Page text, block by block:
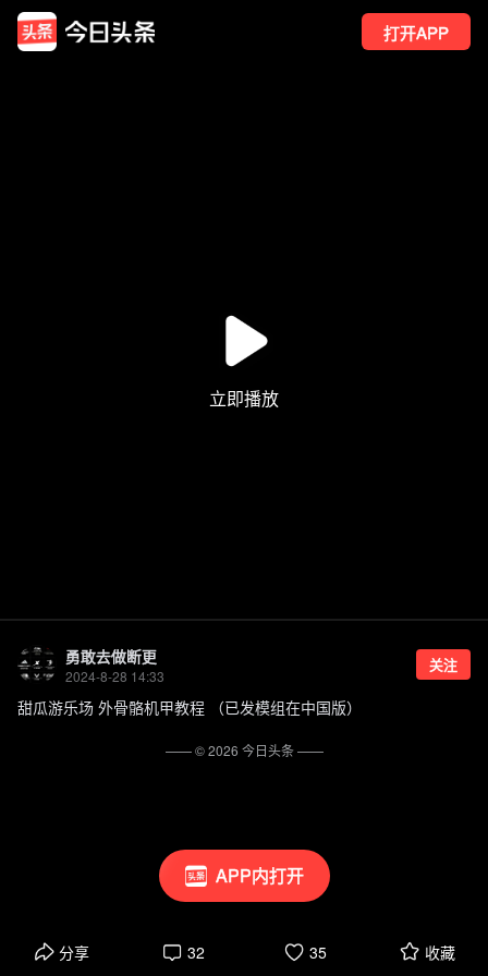
打开APP
APP内打开
勇敢去做断更
2024-8-28 14:33
关注
甜瓜游乐场 外骨骼机甲教程 （已发模组在中国版）
分享 32 35 收藏
—— ©2026 今日头条——